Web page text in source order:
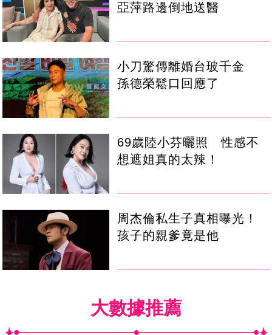
亞萍路邊倒地送醫
小刀驚傳離婚台玻千金
孫德榮鬆口回應了
69歲陸小芬曬照 性感不
想遮姐真的太辣！
周杰倫私生子真相曝光！
孩子的親爹竟是他
大數據推薦